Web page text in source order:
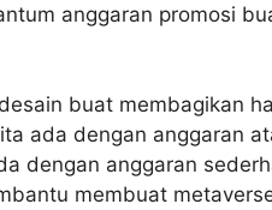
anggaran promosi
buat membagikan
ada dengan anggaran
dengan anggaran
membuat